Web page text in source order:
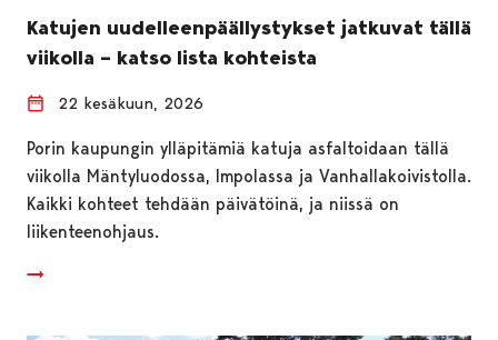
Katujen uudelleenpäällystykset jatkuvat tällä
viikolla – katso lista kohteista
22 kesäkuun, 2026
Porin kaupungin ylläpitämiä katuja asfaltoidaan tällä
viikolla Mäntyluodossa, Impolassa ja Vanhallakoivistolla.
Kaikki kohteet tehdään päivätöinä, ja niissä on
liikenteenohjaus.